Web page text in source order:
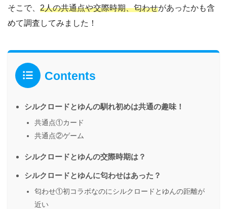
そこで、 2人の共通点や交際時期、匂わせがあったかも含
めて調査してみました！
Contents
シルクロードとゆんの馴れ初めは共通の趣味！
共通点①カード
共通点②ゲーム
シルクロードとゆんの交際時期は？
シルクロードとゆんに匂わせはあった？
匂わせ①初コラボなのにシルクロードとゆんの距離が
近い